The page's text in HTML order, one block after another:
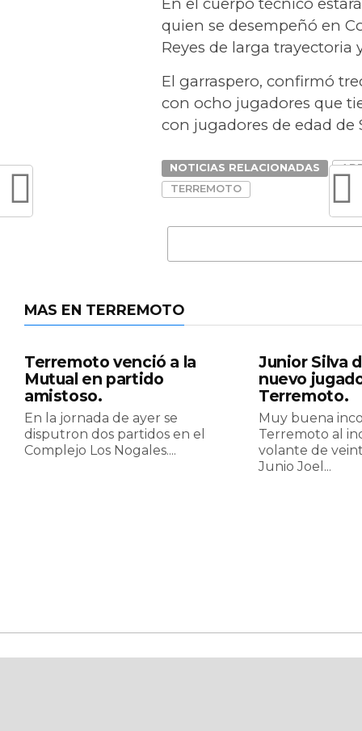
quien se desempeñó en
Reyes de larga
El garraspero, confirmó
con ocho jugadores que
con jugadores de edad de
NOTICIAS RELACIONADAS
TERREMOTO
MAS EN TERREMOTO
Terremoto venció a la
Mutual en partido
amistoso.
En la jornada de ayer se
disputron dos partidos en el
Complejo Los Nogales....
Junior Silva
nuevo
Terremoto.
Muy buena
Terremoto al
volante de
Junio Joel...